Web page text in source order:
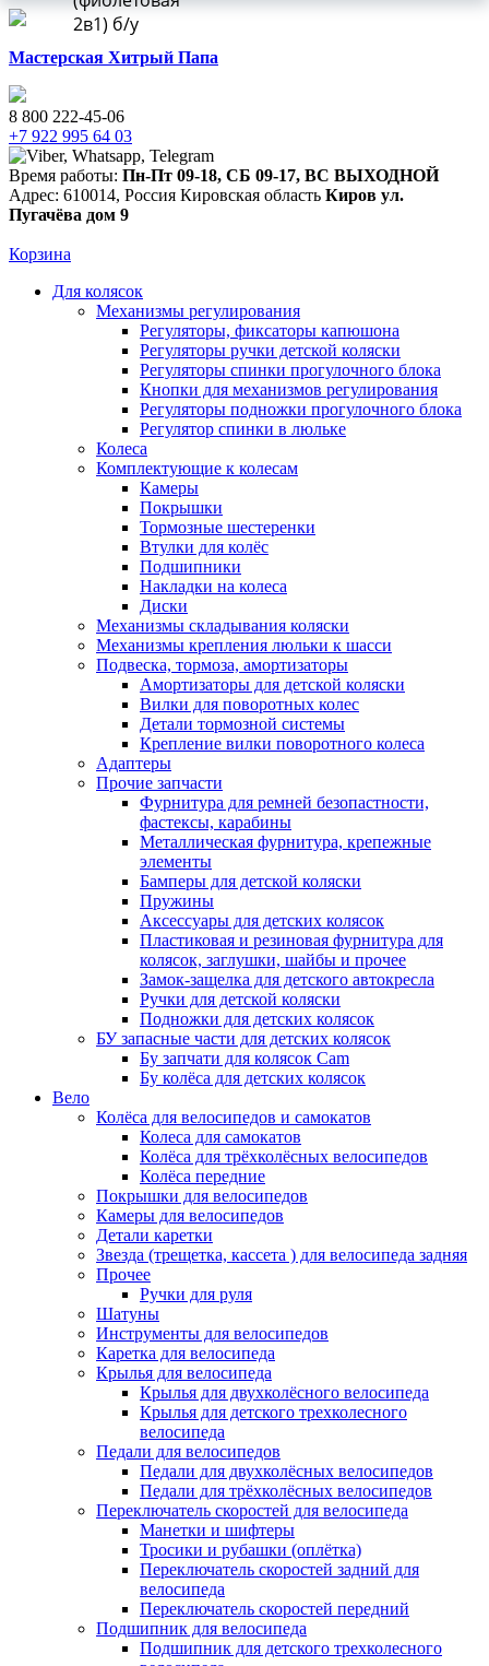
Мастерская Хитрый Папа
8 800 222-45-06
+7 922 995 64 03
Время работы: Пн-Пт 09-18, СБ 09-17, ВС ВЫХОДНОЙ
Адрес: 610014, Россия Кировская область Киров ул.
Пугачёва дом 9
Корзина
Для колясок
Механизмы регулирования
Регуляторы, фиксаторы капюшона
Регуляторы ручки детской коляски
Регуляторы спинки прогулочного блока
Кнопки для механизмов регулирования
Регуляторы подножки прогулочного блока
Регулятор спинки в люльке
Колеса
Комплектующие к колесам
Камеры
Покрышки
Тормозные шестеренки
Втулки для колёс
Подшипники
Накладки на колеса
Диски
Механизмы складывания коляски
Механизмы крепления люльки к шасси
Подвеска, тормоза, амортизаторы
Амортизаторы для детской коляски
Вилки для поворотных колес
Детали тормозной системы
Крепление вилки поворотного колеса
Адаптеры
Прочие запчасти
Фурнитура для ремней безопастности,
фастексы, карабины
Металлическая фурнитура, крепежные
элементы
Бамперы для детской коляски
Пружины
Аксессуары для детских колясок
Пластиковая и резиновая фурнитура для
колясок, заглушки, шайбы и прочее
Замок-защелка для детского автокресла
Ручки для детской коляски
Подножки для детских колясок
БУ запасные части для детских колясок
Бу запчати для колясок Cam
Бу колёса для детских колясок
Вело
Колёса для велосипедов и самокатов
Колеса для самокатов
Колёса для трёхколёсных велосипедов
Колёса передние
Покрышки для велосипедов
Камеры для велосипедов
Детали каретки
Звезда (трещетка, кассета ) для велосипеда задняя
Прочее
Ручки для руля
Шатуны
Инструменты для велосипедов
Каретка для велосипеда
Крылья для велосипеда
Крылья для двухколёсного велосипеда
Крылья для детского трехколесного
велосипеда
Педали для велосипедов
Педали для двухколёсных велосипедов
Педали для трёхколёсных велосипедов
Переключатель скоростей для велосипеда
Манетки и шифтеры
Тросики и рубашки (оплётка)
Переключатель скоростей задний для
велосипеда
Переключатель скоростей передний
Подшипник для велосипеда
Подшипник для детского трехколесного
2в1) б/у